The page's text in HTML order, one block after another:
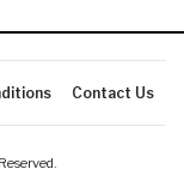
Contact Us